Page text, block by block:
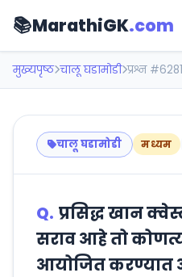
📚MarathiGK.com
मुख्यपृष्ठ चालू घडामोडी प्रश्न #6281
चालू घडामोडी मध्यम
Q. प्रसिद्ध खान
सराव आहे तो
आयोजित करण्यात